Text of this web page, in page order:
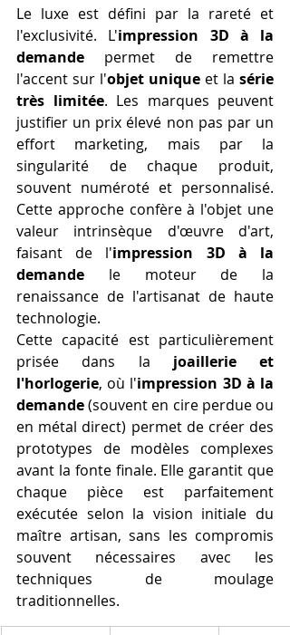
Le luxe est défini par la rareté et
l'exclusivité. L'impression 3D à la
demande permet de remettre
l'accent sur l'objet unique et la série
très limitée. Les marques peuvent
justifier un prix élevé non pas par un
effort marketing, mais par la
singularité de chaque produit,
souvent numéroté et personnalisé.
Cette approche confère à l'objet une
valeur intrinsèque d'œuvre d'art,
faisant de l'impression 3D à la
demande le moteur de la
renaissance de l'artisanat de haute
technologie.
Cette capacité est particulièrement
prisée dans la joaillerie et
l'horlogerie, où l'impression 3D à la
demande (souvent en cire perdue ou
en métal direct) permet de créer des
prototypes de modèles complexes
avant la fonte finale. Elle garantit que
chaque pièce est parfaitement
exécutée selon la vision initiale du
maître artisan, sans les compromis
souvent nécessaires avec les
techniques de moulage
traditionnelles.